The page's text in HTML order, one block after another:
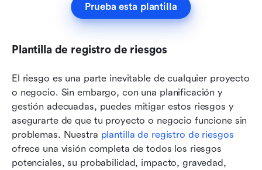
Prueba esta plantilla
Plantilla de registro de riesgos
El riesgo es una parte inevitable de cualquier proyecto
o negocio. Sin embargo, con una planificación y
gestión adecuadas, puedes mitigar estos riesgos y
asegurarte de que tu proyecto o negocio funcione sin
problemas. Nuestra plantilla de registro de riesgos
ofrece una visión completa de todos los riesgos
potenciales, su probabilidad, impacto, gravedad,